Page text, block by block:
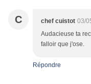
C chef cuistot 03/
Audacieuse ta
falloir que j'ose.
Répondre